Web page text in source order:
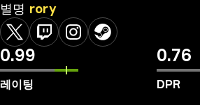
별명 rory
0.99
레이팅
0.76
DPR